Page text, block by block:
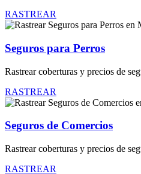
RASTREAR
Seguros para Perros
Rastrear coberturas y precios de
RASTREAR
Seguros de Comercios
Rastrear coberturas y precios de
RASTREAR